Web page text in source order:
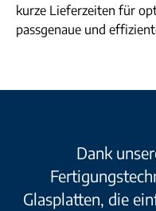
kurze Lieferzeiten für
passgenaue und
Dank
Glasplatten, die